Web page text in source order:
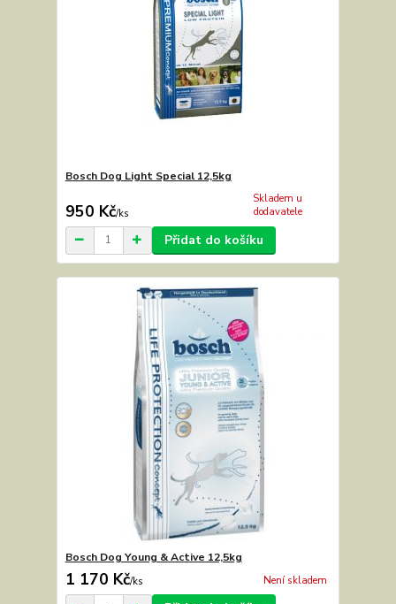
Bosch Dog Light Special 12,5kg
950 Kč/ks
Skladem u
dodavatele
Přidat do košíku
Bosch Dog Young & Active 12,5kg
1 170 Kč/ks Není skladem